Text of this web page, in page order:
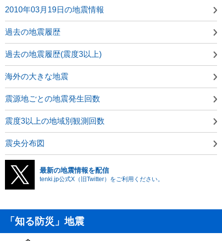
2010年03月19日の地震情報
過去の地震履歴
過去の地震履歴(震度3以上)
海外の大きな地震
震源地ごとの地震発生回数
震度3以上の地域別観測回数
震央分布図
最新の地震情報を配信
tenki.jp公式X（旧Twitter）をご利用ください。
「知る防災」地震